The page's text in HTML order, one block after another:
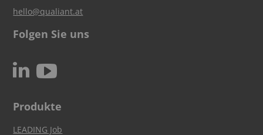
hello@qualiant.at
Folgen Sie uns
N c
Produkte
LEADING Job